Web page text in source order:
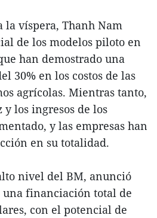
la víspera, Thanh Nam
de los modelos piloto en
han demostrado una
30% en los costos de las
agrícolas. Mientras tanto,
los ingresos de los
y las empresas han
en su totalidad.
nivel del BM, anunció
una financiación total de
con el potencial de